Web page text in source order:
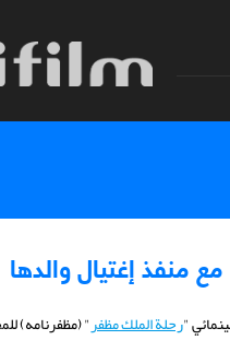
منفذ إغتيال والدها
رحلة الملك مظفر" (مظفرنامه)